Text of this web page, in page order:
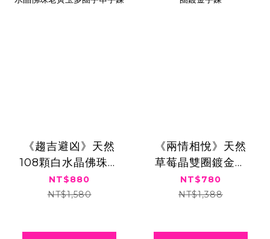
《趨吉避凶》天然
108顆白水晶佛珠老
黃玉多圈手串手鍊
NT$880
NT$1,580
《兩情相悅》天然
草莓晶雙圈鍍金手
鍊
NT$780
NT$1,388